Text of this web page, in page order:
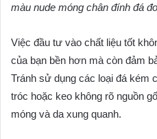
màu nude móng chân đính đá
Việc đầu tư vào chất liệu tốt
của bạn bền hơn mà còn đảm
Tránh sử dụng các loại đá kém
tróc hoặc keo không rõ nguồn
móng và da xung quanh.